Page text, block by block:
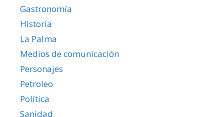
Gastronomía
Historia
La Palma
Medios de comunicación
Personajes
Petroleo
Política
Sanidad